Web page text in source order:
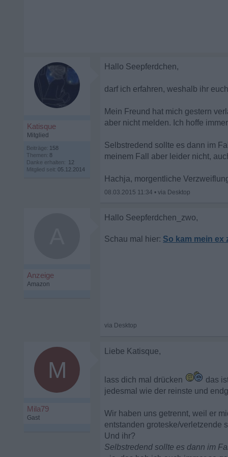
Katisque
Mitglied
Beiträge: 158
Themen: 8
Danke erhalten: 12
Mitglied seit: 05.12.2014
Hallo Seepferdchen,
darf ich erfahren, weshalb ihr
Mein Freund hat mich gestern
aber nicht melden. Ich hoffe
Selbstredend sollte es dann im
meinem Fall aber leider nicht,
Hachja, morgentliche
08.03.2015 11:34 •
So kam mein ex
M
Mila79
Gast
Liebe Katisque,
lass dich mal drücken
das
jedesmal wie der reinste und
Wir haben uns getrennt, weil er
entstanden groteske/verletzende
Und ihr?
Selbstredend sollte es dann im